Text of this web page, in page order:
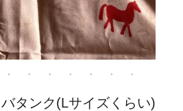
タンク(Lサイズくらい)